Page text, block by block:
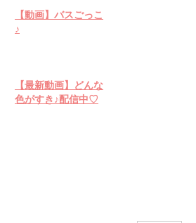
【動画】バスごっこ
♪
【最新動画】どんな
色がすき♪配信中♡